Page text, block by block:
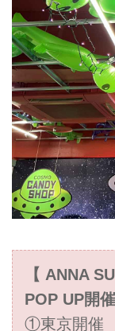
【 ANNA
POP UP開催
①東京開催